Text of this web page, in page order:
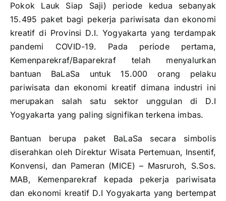
Pokok Lauk Siap Saji) periode kedua sebanyak
15.495 paket bagi pekerja pariwisata dan ekonomi
kreatif di Provinsi D.I. Yogyakarta yang terdampak
pandemi COVID-19. Pada periode pertama,
Kemenparekraf/Baparekraf telah menyalurkan
bantuan BaLaSa untuk 15.000 orang pelaku
pariwisata dan ekonomi kreatif dimana industri ini
merupakan salah satu sektor unggulan di D.I
Yogyakarta yang paling signifikan terkena imbas.
Bantuan berupa paket BaLaSa secara simbolis
diserahkan oleh Direktur Wisata Pertemuan, Insentif,
Konvensi, dan Pameran (MICE) – Masruroh, S.Sos.
MAB, Kemenparekraf kepada pekerja pariwisata
dan ekonomi kreatif D.I Yogyakarta yang bertempat